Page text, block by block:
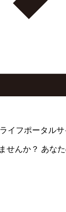
イフポータルサ
せんか？ あな